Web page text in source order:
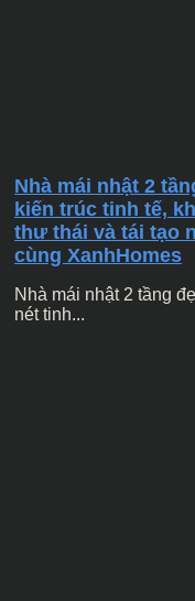
Nhà mái nhật 2
kiến trúc tinh tế,
thư thái và tái tạo
cùng XanhHomes
Nhà mái nhật 2 tầng
nét tinh...